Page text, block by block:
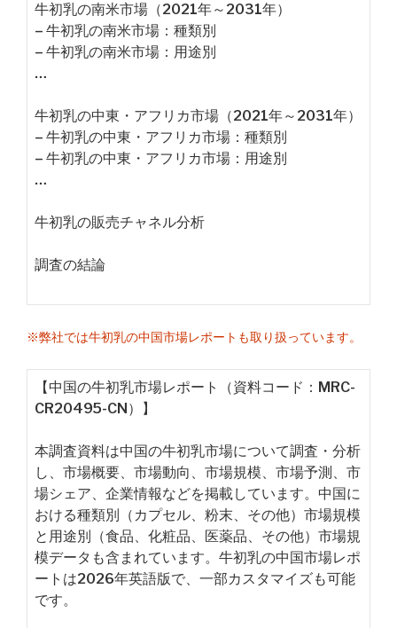
牛初乳の南米市場（2021年～2031年）
– 牛初乳の南米市場：種類別
– 牛初乳の南米市場：用途別
…
牛初乳の中東・アフリカ市場（2021年～2031年）
– 牛初乳の中東・アフリカ市場：種類別
– 牛初乳の中東・アフリカ市場：用途別
…
牛初乳の販売チャネル分析
調査の結論
※弊社では牛初乳の中国市場レポートも取り扱っています。
【中国の牛初乳市場レポート（資料コード：MRC-
CR20495-CN）】
本調査資料は中国の牛初乳市場について調査・分析
し、市場概要、市場動向、市場規模、市場予測、市
場シェア、企業情報などを掲載しています。中国に
おける種類別（カプセル、粉末、その他）市場規模
と用途別（食品、化粧品、医薬品、その他）市場規
模データも含まれています。牛初乳の中国市場レポ
ートは2026年英語版で、一部カスタマイズも可能
です。